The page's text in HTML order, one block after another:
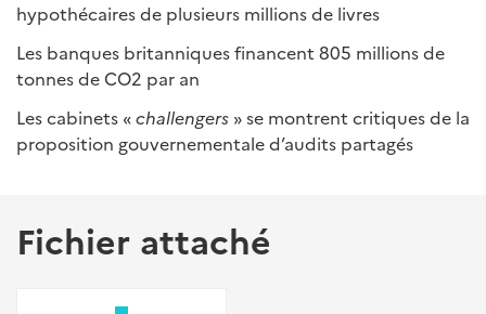
hypothécaires de plusieurs millions de livres
Les banques britanniques financent 805 millions de
tonnes de CO2 par an
Les cabinets «challengers » se montrent critiques de la
proposition gouvernementale d’audits partagés
Fichier attaché